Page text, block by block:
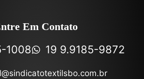
Em Contato
1008 19 9.9185-9872